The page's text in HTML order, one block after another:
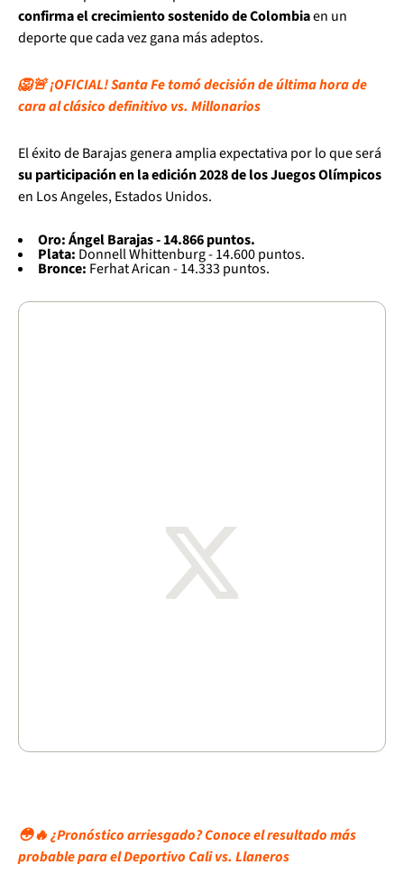
confirma el crecimiento sostenido de Colombiaen un
deporte que cada vez gana más adeptos.
🦁🚨 ¡OFICIAL! Santa Fe tomó decisión de última hora de
cara al clásico definitivo vs. Millonarios
El éxito de Barajas genera amplia expectativa por lo que será
su participación en la edición 2028 de los Juegos Olímpicos
en Los Angeles, Estados Unidos.
Oro: Ángel Barajas - 14.866 puntos.
Plata: Donnell Whittenburg - 14.600 puntos.
Bronce: Ferhat Arican - 14.333 puntos.
😳🔥 ¿Pronóstico arriesgado? Conoce el resultado más
probable para el Deportivo Cali vs. Llaneros